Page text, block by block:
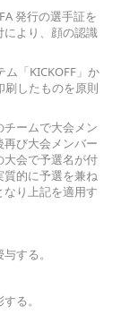
発行の選手証を
より、顔の認識
ム「KICKOFF」か
刷したものを原則
チームで大会メン
び大会メンバー
会で予選名が付
質的に予選を兼ね
り上記を適用す
する。
る。